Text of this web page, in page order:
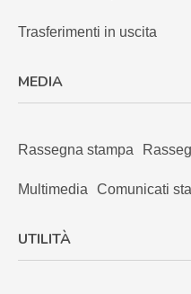
Trasferimenti in uscita
MEDIA
Rassegna stampa
Multimedia Comunicati
UTILITÀ